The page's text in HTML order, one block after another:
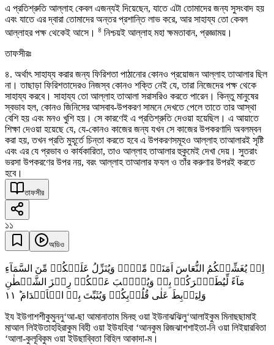
এ প্রতিশ্রুতি আল্লাহ কেবল এজন্যই দিয়েছেন, যাতে এটা তোমাদের জন্য সুসংবাদ হয়
এবং যাতে এর দ্বারা তোমাদের অন্তর প্রশান্তি লাভ করে, আর সাহায্য তো কেবল
আল্লাহর পক্ষ থেকেই আসে। ৪ নিশ্চয়ই আল্লাহ মহা ক্ষমতাবান, প্রজ্ঞাময়।
তাফসীরঃ
৪. অর্থাৎ সাহায্য করার জন্য ফিরিশতা পাঠানোর কোনও প্রয়োজন আল্লাহ তাআলার ছিল
না। তাছাড়া ফিরিশতাদেরও নিজস্ব কোনও শক্তি নেই যে, তারা নিজেদের পক্ষ থেকে
সাহায্য করবে। সাহায্য তো আল্লাহ তাআলা সরাসরিও করতে পারেন। কিন্তু মানুষের
স্বভাব হল, কোনও জিনিসের আসবাব-উপকরণ সামনে দেখতে পেলে তাতে তার আস্থা
বেশি হয় এবং মনও খুশি হয়। সে কারণেই এ প্রতিশ্রুতি দেওয়া হয়েছিল। এ আয়াতে
শিক্ষা দেওয়া হয়েছে যে, যে-কোনও কাজের জন্য যখন সে কাজের উপকরণাদি অবলম্বন
করা হয়, তখন প্রতি মুহূর্তে চিন্তা করতে হবে এ উপকরণসমূহও আল্লাহ তাআলারই সৃষ্টি
এবং এর যে প্রভাব ও কার্যকারিতা, তাও আল্লাহ তাআলার হুকুমেই দেখা দেয়। সুতরাং
ভরসা উপকরণের উপর নয়, বরং আল্লাহ তাআলার ফযল ও তাঁর করুণার উপরই করতে
হবে।
তাফসীর
১১
অডিও
اِذۡ یُغَشِّیۡکُمُ النُّعَاسَ اَمَنَۃً مِّنۡہُ وَیُنَزِّلُ عَلَیۡکُمۡ مِّنَ السَّمَآءِ
مَآءً لِّیُطَہِّرَکُمۡ بِہٖ وَیُذۡہِبَ عَنۡکُمۡ رِجۡزَ الشَّیۡطٰنِ
وَلِیَرۡبِطَ عَلٰی قُلُوۡبِکُمۡ وَیُثَبِّتَ بِہِ الۡاَقۡدَامَ ؕ ١١
ইয ইউগাশশীকুমুননু‘আ-ছা আমানাতাম মিনহু ওয়া ইউনাঝঝিলু‘আলাইকুম মিনাছছামাই
মাআল লিইউতাহহিরাকুম বিহী ওয়া ইউযহিবা ‘আনকুম রিজঝাশশাইতা-নি ওয়া লিইয়ারবিতা
‘আলা-কুলূবিকুম ওয়া ইউছাব্বিতা বিহিল আকাদা-ম।